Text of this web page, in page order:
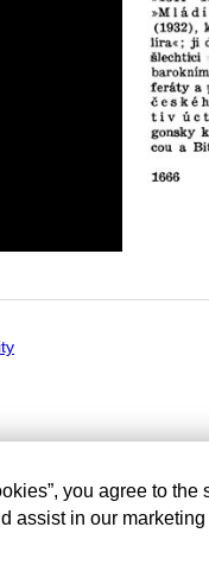
you agree to
assist in our